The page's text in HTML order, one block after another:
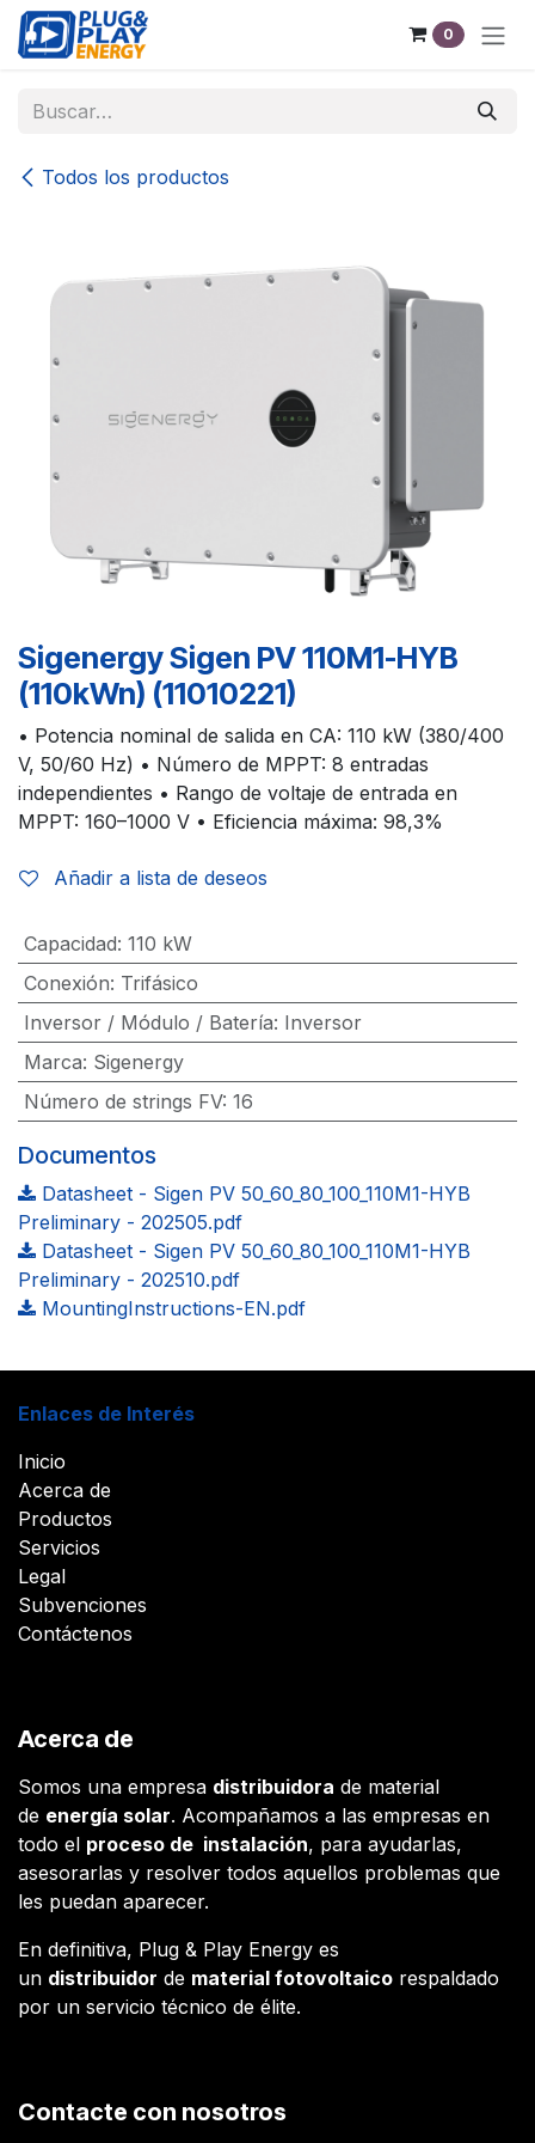
Ir al contenido
0
Todos los productos
Sigenergy Sigen PV 110M1-HYB
(110kWn) (11010221)
• Potencia nominal de salida en CA: 110 kW (380/400
V, 50/60 Hz) • Número de MPPT: 8 entradas
independientes • Rango de voltaje de entrada en
MPPT: 160–1000 V • Eficiencia máxima: 98,3%
Añadir a lista de deseos
Capacidad: 110 kW
Conexión: Trifásico
Inversor / Módulo / Batería: Inversor
Marca: Sigenergy
Número de strings FV: 16
Documentos
Datasheet - Sigen PV 50_60_80_100_110M1-HYB
Preliminary - 202505.pdf
Datasheet - Sigen PV 50_60_80_100_110M1-HYB
Preliminary - 202510.pdf
MountingInstructions-EN.pdf
Enlaces de Interés
Inicio
Acerca de
Productos
Servicios
Legal
Subvenciones
Contáctenos
Acerca de
Somos una empresa distribuidora de material
de energía solar. Acompañamos a las empresas en
todo el proceso de instalación, para ayudarlas,
asesorarlas y resolver todos aquellos problemas que
les puedan aparecer.
En definitiva, Plug & Play Energy es
un distribuidor de material fotovoltaico respaldado
por un servicio técnico de élite.
Contacte con nosotros